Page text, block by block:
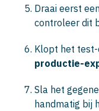
Draai eerst
controleer dit
Klopt het test-
productie-
Sla het
handmatig bij